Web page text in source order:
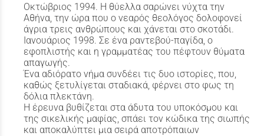
Οκτώβριος 1994. Η θύελλα σαρώνει νύχτα την
Αθήνα, την ώρα που ο νεαρός θεολόγος δολοφονεί
άγρια τρεις ανθρώπους και χάνεται στο σκοτάδι.
Ιανουάριος 1998. Σε ένα ραντεβού-παγίδα, ο
εφοπλιστής και η γραμματέας του πέφτουν θύματα
απαγωγής.
Ένα αδιόρατο νήμα συνδέει τις δυο ιστορίες, που,
καθώς ξετυλίγεται σταδιακά, φέρνει στο φως τη
δόλια πλεκτάνη.
Η έρευνα βυθίζεται στα άδυτα του υποκόσμου και
της σικελικής μαφίας, σπάει τον κώδικα της σιωπής
και αποκαλύπτει μια σειρά αποτρόπαιων